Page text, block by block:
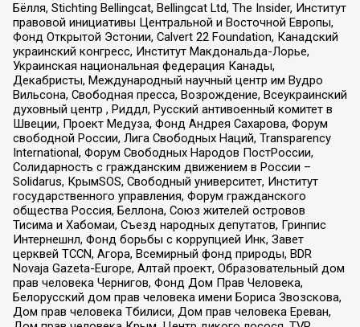
Бёлля, Stichting Bellingcat, Bellingcat Ltd, The Insider, Институт
правовой инициативы Центральной и Восточной Европы,
Фонд Открытой Эстонии, Calvert 22 Foundation, Канадский
украинский конгресс, Институт Макдональда-Лорье,
Украинская национальная федерация Канады,
Декабристы, Международный научный центр им Вудро
Вильсона, Свободная пресса, Возрождение, Всеукраинский
духовный центр , Риддл, Русский антивоенный комитет в
Швеции, Проект Медуза, Фонд Андрея Сахарова, Форум
свободной России, Лига Свободных Наций, Transparеncy
International, Форум Свободных Народов ПостРоссии,
Солидарность с гражданским движением в России –
Solidarus, КрымSOS, Свободный университет, Институт
государственного управления, Форум гражданского
общества Россия, Беллона, Союз жителей островов
Тисима и Хабомаи, Съезд народных депутатов, Гринпис
Интернешнл, Фонд борьбы с коррупцией Инк, Завет
церквей TCCN, Агора, Всемирный фонд природы, BDR
Novaja Gazeta-Europe, Алтай проект, Образовательный дом
прав человека Чернигов, Фонд Дом Прав Человека,
Белорусский дом прав человека имени Бориса Звозскова,
Дом прав человека Тбилиси, Дом прав человека Ереван,